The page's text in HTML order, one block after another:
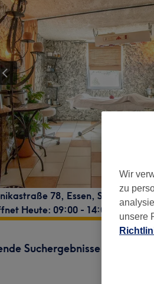
78, Essen, Stadtbezirk
Heute: 09:00 - 14:00
Suchergebnisse
Wir
zu
unsere